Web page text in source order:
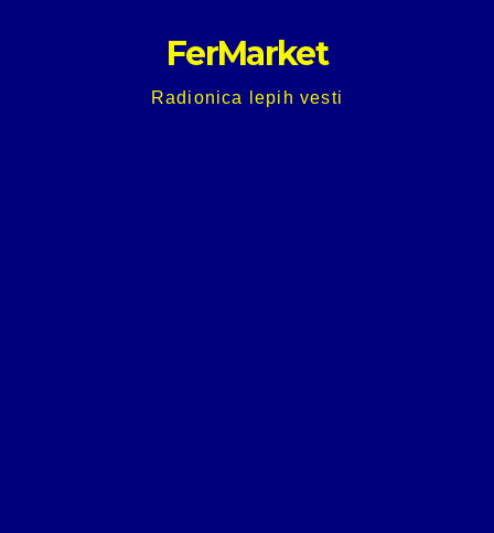
FerMarket
Radionica lepih vesti